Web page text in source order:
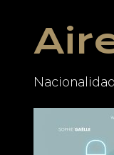
Nacionalidad